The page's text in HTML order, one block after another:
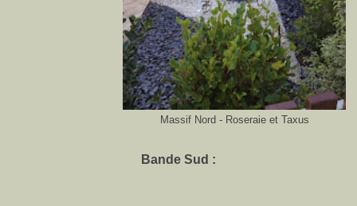
Massif Nord - Roseraie et Taxus
Bande Sud :